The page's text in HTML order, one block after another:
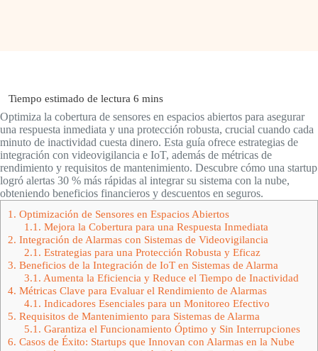
Optimiza la cobertura de sensores en espacios abiertos para asegurar
una respuesta inmediata y una protección robusta, crucial cuando cada
minuto de inactividad cuesta dinero. Esta guía ofrece estrategias de
integración con videovigilancia e IoT, además de métricas de
rendimiento y requisitos de mantenimiento. Descubre cómo una startup
logró alertas 30 % más rápidas al integrar su sistema con la nube,
obteniendo beneficios financieros y descuentos en seguros.
1. Optimización de Sensores en Espacios Abiertos
1.1. Mejora la Cobertura para una Respuesta Inmediata
2. Integración de Alarmas con Sistemas de Videovigilancia
2.1. Estrategias para una Protección Robusta y Eficaz
3. Beneficios de la Integración de IoT en Sistemas de Alarma
3.1. Aumenta la Eficiencia y Reduce el Tiempo de Inactividad
4. Métricas Clave para Evaluar el Rendimiento de Alarmas
4.1. Indicadores Esenciales para un Monitoreo Efectivo
5. Requisitos de Mantenimiento para Sistemas de Alarma
5.1. Garantiza el Funcionamiento Óptimo y Sin Interrupciones
6. Casos de Éxito: Startups que Innovan con Alarmas en la Nube